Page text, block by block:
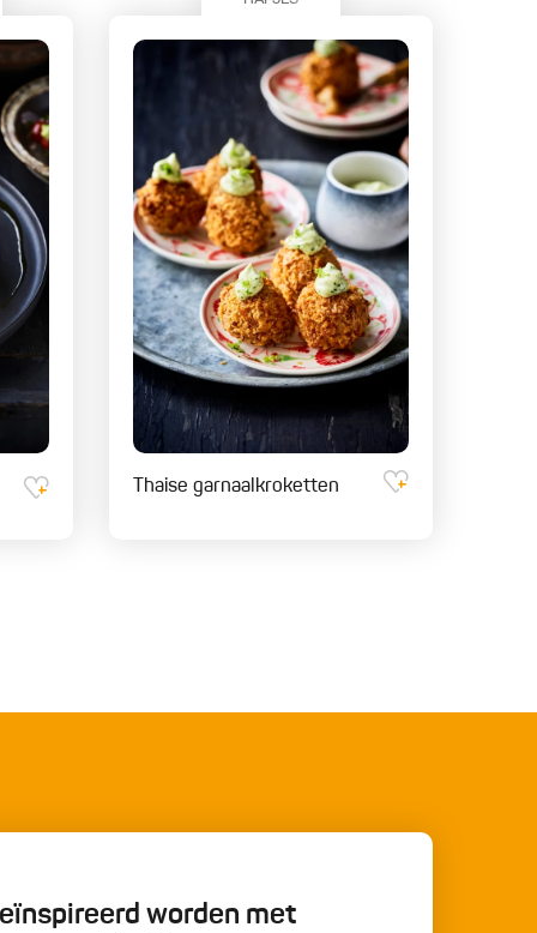
Thaise garnaalkroketten
worden met